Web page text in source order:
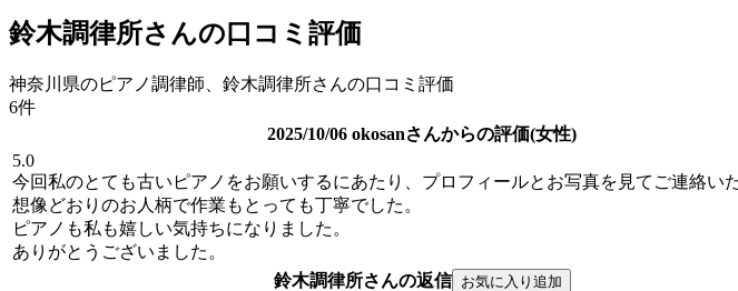
鈴木調律所さんの口コミ評価
神奈川県のピアノ調律師、鈴木調律所さんの口コミ評価
6件
2025/10/06 okosanさんからの評価(女性)
5.0
今回私のとても古いピアノをお願いするにあたり、プロフィールとお写真を見てご連絡い
想像どおりのお人柄で作業もとっても丁寧でした。
ピアノも私も嬉しい気持ちになりました。
ありがとうございました。
鈴木調律所さんの返信